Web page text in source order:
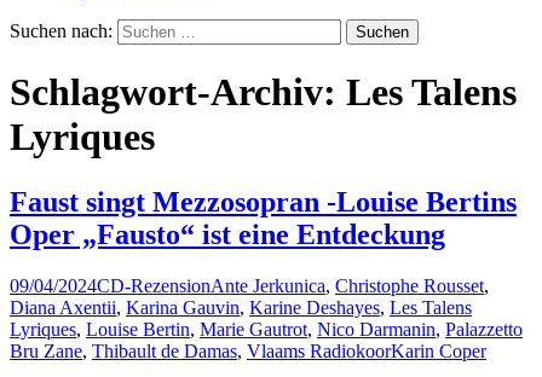
Suchen nach:
Schlagwort-Archiv: Les Talens
Lyriques
Faust singt Mezzosopran -Louise Bertins
Oper „Fausto“ ist eine Entdeckung
09/04/2024CD-RezensionAnte Jerkunica, Christophe Rousset,
Diana Axentii, Karina Gauvin, Karine Deshayes, Les Talens
Lyriques, Louise Bertin, Marie Gautrot, Nico Darmanin, Palazzetto
Bru Zane, Thibault de Damas, Vlaams RadiokoorKarin Coper